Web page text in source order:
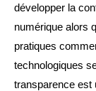
développer la
numérique alors
pratiques
technologiques
transparence est